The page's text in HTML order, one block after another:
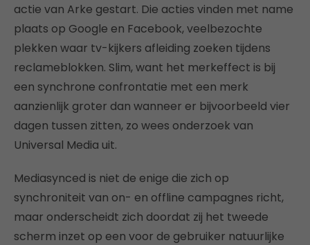
actie van Arke gestart. Die acties vinden met name
plaats op Google en Facebook, veelbezochte
plekken waar tv-kijkers afleiding zoeken tijdens
reclameblokken. Slim, want het merkeffect is bij
een synchrone confrontatie met een merk
aanzienlijk groter dan wanneer er bijvoorbeeld vier
dagen tussen zitten, zo wees onderzoek van
Universal Media uit.
Mediasynced is niet de enige die zich op
synchroniteit van on- en offline campagnes richt,
maar onderscheidt zich doordat zij het tweede
scherm inzet op een voor de gebruiker natuurlijke